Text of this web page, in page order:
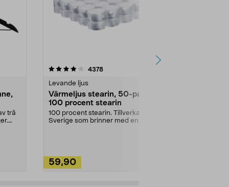
trä
4378recensioner
Levande ljus
Värmeljus stearin, 50-pack,
100 procent stearin
100 procent stearin. Tillverkade i
Sverige som brinner med en
59,90
4.5av 5 stjärnor